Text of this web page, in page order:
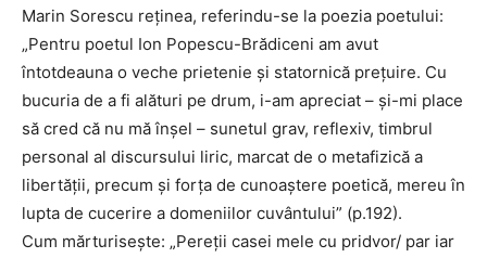
Marin Sorescu reținea, referindu-se la poezia poetului:
„Pentru poetul Ion Popescu-Brădiceni am avut
întotdeauna o veche prietenie și statornică prețuire. Cu
bucuria de a fi alături pe drum, i-am apreciat – și-mi place
să cred că nu mă înșel – sunetul grav, reflexiv, timbrul
personal al discursului liric, marcat de o metafizică a
libertății, precum și forța de cunoaștere poetică, mereu în
lupta de cucerire a domeniilor cuvântului” (p.192).
Cum mărturisește: „Pereții casei mele cu pridvor/ par iar